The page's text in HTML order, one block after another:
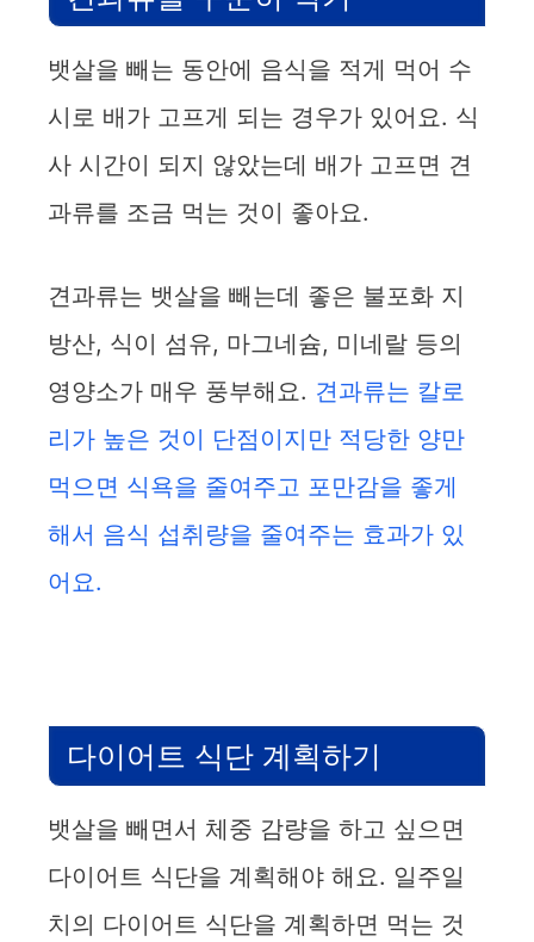
뱃살을 빼는 동안에 음식을 적게 먹어 수
시로 배가 고프게 되는 경우가 있어요. 식
사 시간이 되지 않았는데 배가 고프면 견
과류를 조금 먹는 것이 좋아요.
견과류는 뱃살을 빼는데 좋은 불포화 지
방산, 식이 섬유, 마그네슘, 미네랄 등의
영양소가 매우 풍부해요. 견과류는 칼로
리가 높은 것이 단점이지만 적당한 양만
먹으면 식욕을 줄여주고 포만감을 좋게
해서 음식 섭취량을 줄여주는 효과가 있
어요.
다이어트 식단 계획하기
뱃살을 빼면서 체중 감량을 하고 싶으면
다이어트 식단을 계획해야 해요. 일주일
치의 다이어트 식단을 계획하면 먹는 것